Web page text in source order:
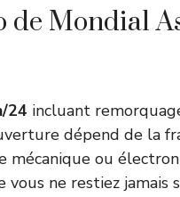
de Mondial
24 incluant
dépend de la
ou
ne restiez jamais